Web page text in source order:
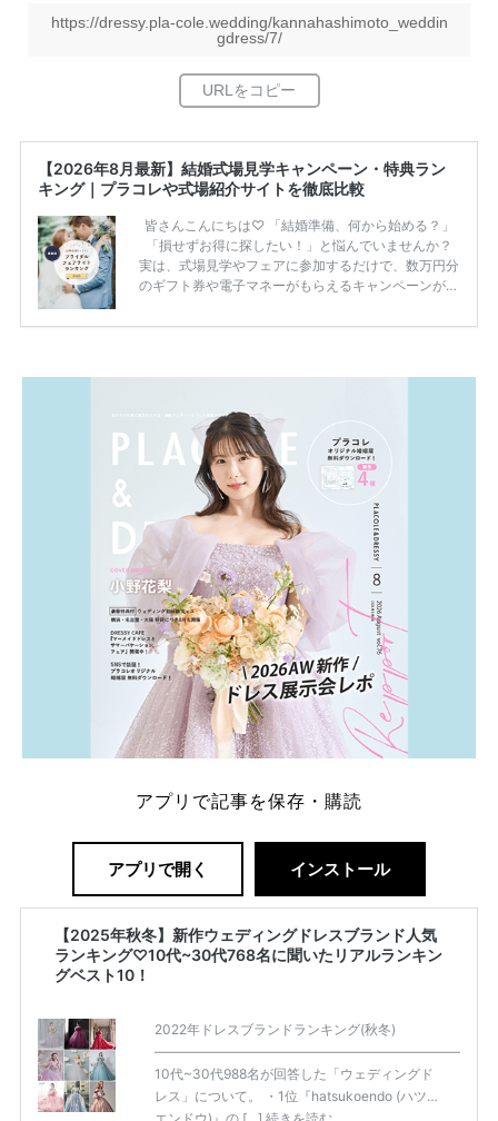
https://dressy.pla-cole.wedding/kannahashimoto_weddin
gdress/7/
【2026年8月最新】結婚式場見学キャンペーン・特典ラン
キング｜プラコレや式場紹介サイトを徹底比較
皆さんこんにちは♡ 「結婚準備、何から始める？」
「損せずお得に探したい！」と悩んでいませんか？
実は、式場見学やフェアに参加するだけで、数万円分
のギフト券や電子マネーがもらえるキャンペーンがあ
ため、比較せずに選ぶと損をしてしまうことも……。
一番お得？」「プラコレの特典は？」といった疑問も
解決します。 まずは診断で候補を絞れる「ウェディ
ング診断」か、体験型 […]続きを読む
アプリで記事を保存・購読
アプリで開く インストール
【2025年秋冬】新作ウェディングドレスブランド人気
ランキング♡10代~30代768名に聞いたリアルランキン
グベスト10！
2022年ドレスブランドランキング(秋冬)
10代~30代988名が回答した「ウェディングド
レス」について。 ・1位『hatsukoendo (ハツコ